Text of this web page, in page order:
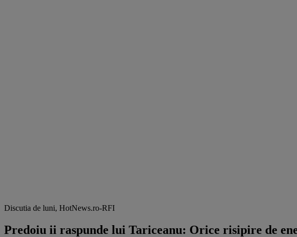
Discutia de luni, HotNews.ro-RFI
Predoiu ii raspunde lui Tariceanu: Orice risipire de